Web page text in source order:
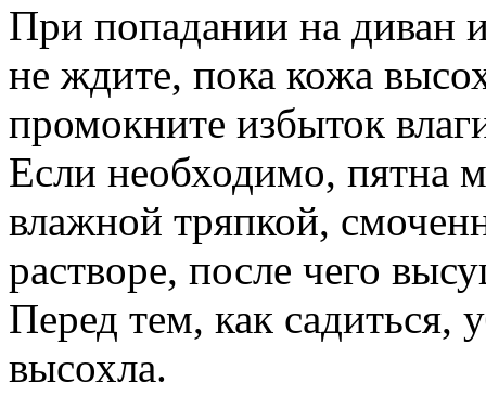
При попадании на диван
не ждите, пока кожа
промокните избыток
Если необходимо, пятна
влажной тряпкой,
растворе, после чего
Перед тем, как садиться,
высохла.